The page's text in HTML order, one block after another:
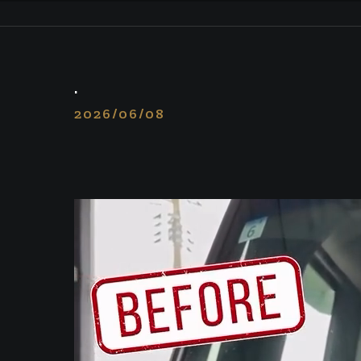
.
2026/06/08